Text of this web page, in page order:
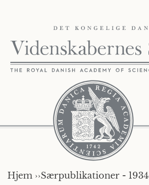
Hjem ››Særpublikationer - 1934